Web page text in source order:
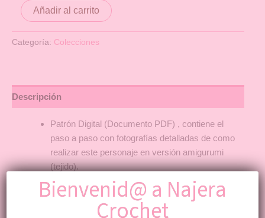
Añadir al carrito
Categoría: Colecciones
Descripción
Patrón Digital (Documento PDF) , contiene el
paso a paso con fotografías detalladas de como
realizar este personaje en versión amigurumi
(tejido).
ESTE ARTICULO ASI COMO SU PRECIO($$)
NO CORRESPONE AL AMIGURUMI
(PRODUCTO) TERMINADO.
Bienvenid@ a Najera